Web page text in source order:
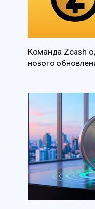
Команда Zcash
нового